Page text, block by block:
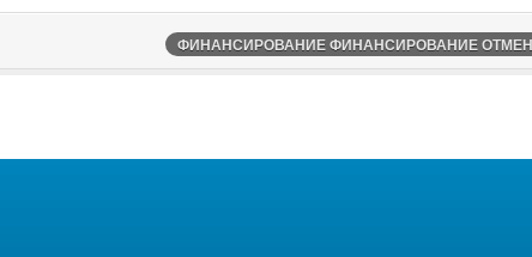
ФИНАНСИРОВАНИЕ ФИНАНСИРОВАНИЕ